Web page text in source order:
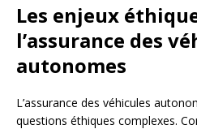
Les enjeux
l’assurance des
autonomes
L’assurance des véhicules
questions éthiques complexes.